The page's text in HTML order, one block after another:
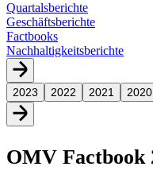
Quartalsberichte
Geschäftsberichte
Factbooks
Nachhaltigkeitsberichte
2023 2022 2021 2020
OMV Factbook